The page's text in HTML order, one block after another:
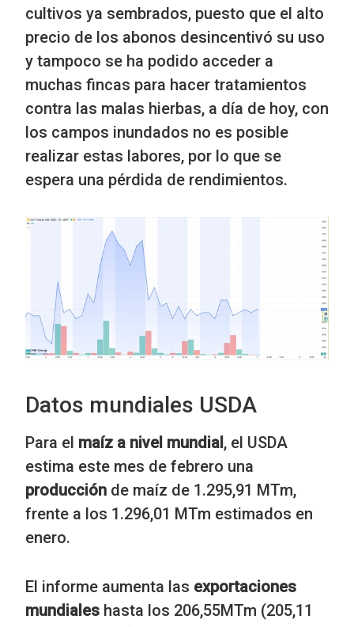
cultivos ya sembrados, puesto que el alto
precio de los abonos desincentivó su uso
y tampoco se ha podido acceder a
muchas fincas para hacer tratamientos
contra las malas hierbas, a día de hoy, con
los campos inundados no es posible
realizar estas labores, por lo que se
espera una pérdida de rendimientos.
Datos mundiales USDA
Para el maíz a nivel mundial, el USDA
estima este mes de febrero una
producción de maíz de 1.295,91 MTm,
frente a los 1.296,01 MTm estimados en
enero.
El informe aumenta las exportaciones
mundiales hasta los 206,55MTm (205,11